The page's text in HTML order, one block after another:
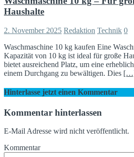
Haushalte
2. November 2025 Redaktion Technik 0
Waschmaschine 10 kg kaufen Eine
Kapazität von 10 kg ist ideal für große
bietet ausreichend Platz, um eine
einem Durchgang zu bewältigen. Dies
Hinterlasse jetzt einen Kommentar
Kommentar hinterlassen
E-Mail Adresse wird nicht veröffentlicht.
Kommentar